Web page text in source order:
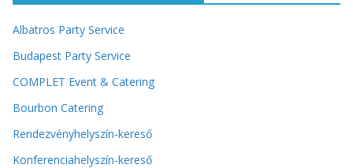
Albatros Party Service
Budapest Party Service
COMPLET Event & Catering
Bourbon Catering
Rendezvényhelyszín-kereső
Konferenciahelyszín-kereső